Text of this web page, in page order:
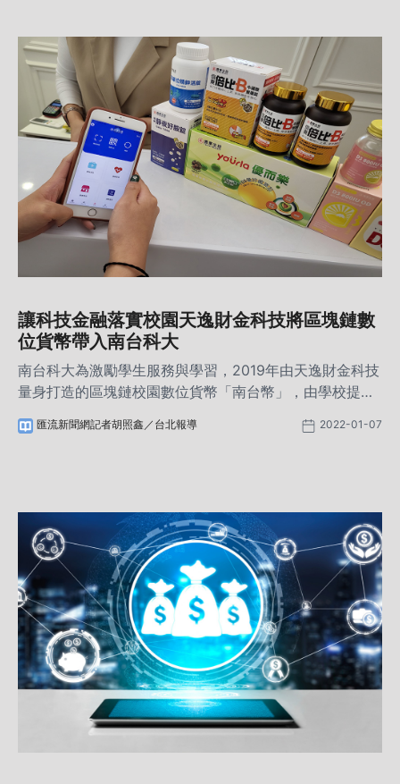
讓科技金融落實校園天逸財金科技將區塊鏈數
位貨幣帶入南台科大
南台科大為激勵學生服務與學習，2019年由天逸財金科技
量身打造的區塊鏈校園數位貨幣「南台幣」，由學校提撥
園的學生餐廳、行政單位、自動收款機、健身房等場域，
匯流新聞網記者胡照鑫／台北報導 2022-01-07